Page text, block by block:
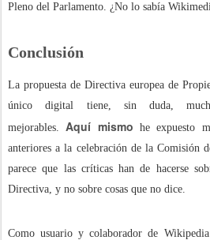
Pleno del Parlamento. ¿No lo sabía
Conclusión
La propuesta de Directiva europea de
único digital tiene, sin duda,
mejorables.Aquí mismo he expuesto
anteriores a la celebración de la Comisión
parece que las críticas han de hacerse
Directiva, y no sobre cosas que no dice.
Como usuario y colaborador de